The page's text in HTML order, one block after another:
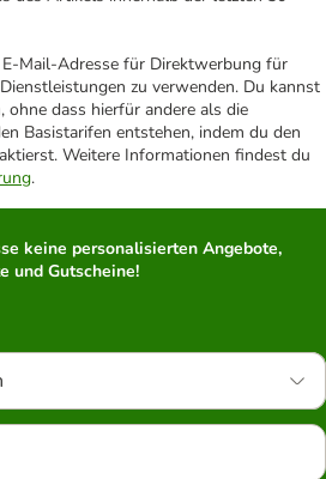
Mail-Adresse für Direktwerbung für
zu verwenden. Du kannst
ohne dass hierfür andere als die
Basistarifen entstehen, indem du den
Weitere Informationen findest du
.
keine personalisierten Angebote,
und Gutscheine!